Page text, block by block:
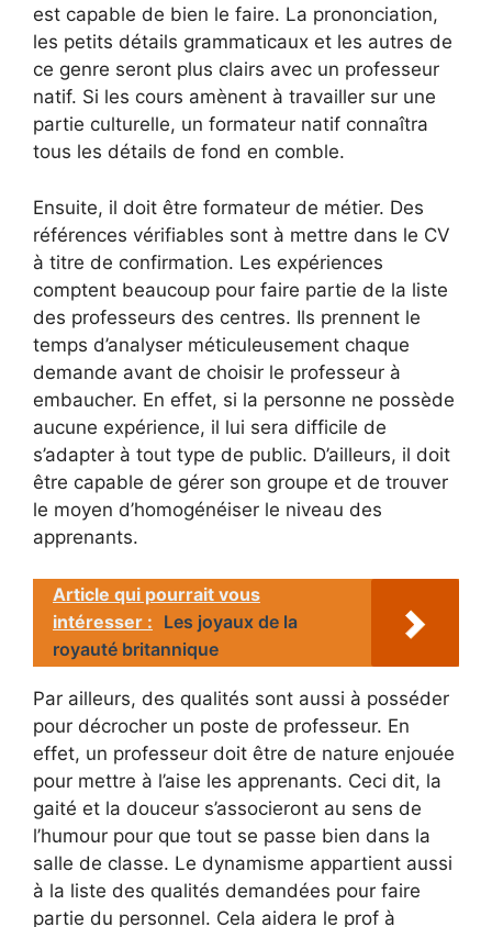
est capable de bien le faire. La prononciation,
les petits détails grammaticaux et les autres de
ce genre seront plus clairs avec un professeur
natif. Si les cours amènent à travailler sur une
partie culturelle, un formateur natif connaîtra
tous les détails de fond en comble.
Ensuite, il doit être formateur de métier. Des
références vérifiables sont à mettre dans le CV
à titre de confirmation. Les expériences
comptent beaucoup pour faire partie de la liste
des professeurs des centres. Ils prennent le
temps d’analyser méticuleusement chaque
demande avant de choisir le professeur à
embaucher. En effet, si la personne ne possède
aucune expérience, il lui sera difficile de
s’adapter à tout type de public. D’ailleurs, il doit
être capable de gérer son groupe et de trouver
le moyen d’homogénéiser le niveau des
apprenants.
Article qui pourrait vous
intéresser : Les joyaux de la
royauté britannique
Par ailleurs, des qualités sont aussi à posséder
pour décrocher un poste de professeur. En
effet, un professeur doit être de nature enjouée
pour mettre à l’aise les apprenants. Ceci dit, la
gaité et la douceur s’associeront au sens de
l’humour pour que tout se passe bien dans la
salle de classe. Le dynamisme appartient aussi
à la liste des qualités demandées pour faire
partie du personnel. Cela aidera le prof à